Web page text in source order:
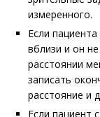
измеренного.
Если
вблизи и он
расстоянии
записать
расстояние и
Если пациент